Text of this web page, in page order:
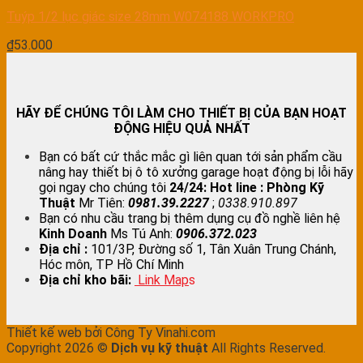
Tuýp 1/2 lục giác size 28mm W074188 WORKPRO
₫53.000
HÃY ĐỂ CHÚNG TÔI LÀM CHO THIẾT BỊ CỦA BẠN HOẠT
ĐỘNG HIỆU QUẢ NHẤT
Bạn có bất cứ thắc mắc gì liên quan tới sản phẩm cầu
nâng hay thiết bị ô tô xưởng garage hoạt động bị lỗi hãy
gọi ngay cho chúng tôi 24/24: Hot line : Phòng Kỹ
Thuật Mr Tiên: 0981.39.2227; 0338.910.897
Bạn có nhu cầu trang bị thêm dụng cụ đồ nghề liên hệ
Kinh Doanh Ms Tú Anh: 0906.372.023
Địa chỉ : 101/3P, Đường số 1, Tân Xuân Trung Chánh,
Hóc môn, TP Hồ Chí Minh
Địa chỉ kho bãi: Link Maps
Thiết kế web bởi Công Ty Vinahi.com
Copyright 2026 © Dịch vụ kỹ thuật All Rights Reserved.